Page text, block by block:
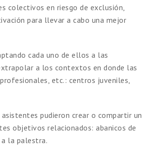
colectivos en riesgo de exclusión,
para llevar a cabo una mejor
cada uno de ellos a las
a los contextos en donde las
etc.: centros juveniles,
pudieron crear o compartir un
objetivos relacionados: abanicos de
la palestra.